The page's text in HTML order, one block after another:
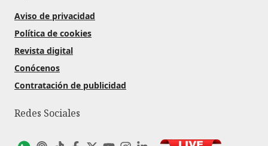
Aviso de privacidad
Política de cookies
Revista digital
Conócenos
Contratación de publicidad
Redes Sociales